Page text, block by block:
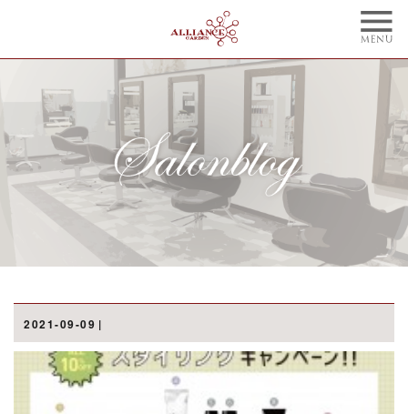
トップ
CONCEPT
コンセプト
NAIL
ネイル
BLOG
ブログ
STYLE
スタイル
STAFF
スタッフ
メニュー
WEBCOUPON
ウェブクーポン
リクルート
ご予約はこちらから
2021-09-09